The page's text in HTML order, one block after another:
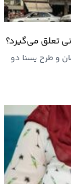
و طرح یسنا دو